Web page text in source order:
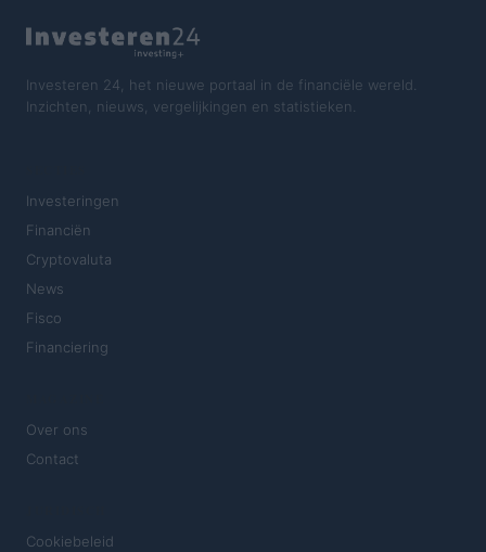
Investeren 24, het nieuwe portaal in de financiële wereld.
Inzichten, nieuws, vergelijkingen en statistieken.
Investeringen
Financiën
Cryptovaluta
News
Fisco
Financiering
Over ons
Contact
Cookiebeleid